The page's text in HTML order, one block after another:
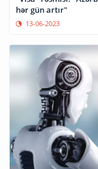
hər gün artır"
13-06-2023